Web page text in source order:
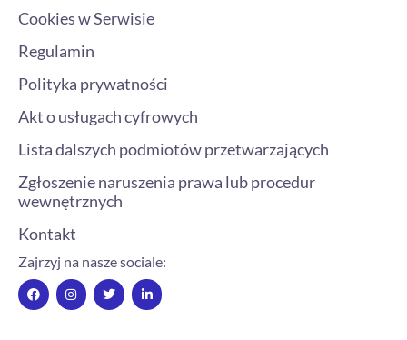
Cookies w Serwisie
Regulamin
Polityka prywatności
Akt o usługach cyfrowych
Lista dalszych podmiotów przetwarzających
Zgłoszenie naruszenia prawa lub procedur
wewnętrznych
Kontakt
Zajrzyj na nasze sociale:
F
a
c
I
n
s
T
w
i
L
i
n